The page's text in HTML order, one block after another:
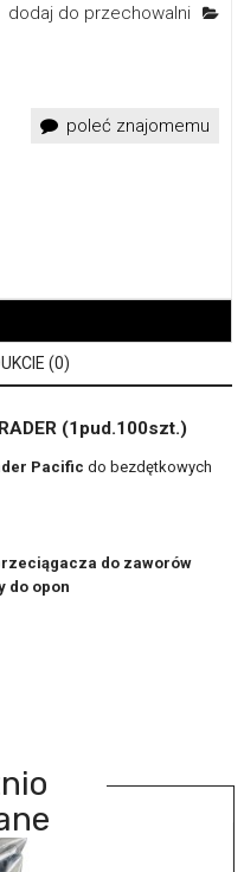
dodaj do przechowalni
poleć znajomemu
(0)
(1pud.100szt.)
Pacific do bezdętkowych
do zaworów
do opon